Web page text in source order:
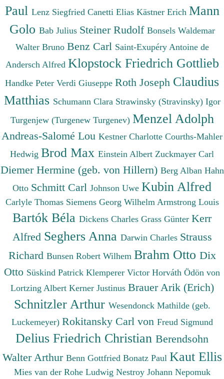
Paul Lenz Siegfried Canetti Elias Kästner Erich Mann
Golo Bab Julius Steiner Rudolf Bonsels Waldemar
Walter Bruno Benz Carl Saint-Exupéry Antoine de
Andersch Alfred Klopstock Friedrich Gottlieb
Handke Peter Verdi Giuseppe Roth Joseph Claudius
Matthias Schumann Clara Strawinsky (Stravinsky) Igor
Turgenjew (Turgenew Turgenev) Menzel Adolph
Andreas-Salomé Lou Kestner Charlotte Courths-Mahler
Hedwig Brod Max Einstein Albert Zuckmayer Carl
Diemer Hermine (geb. von Hillern) Berg Alban Hahn
Otto Schmitt Carl Johnson Uwe Kubin Alfred
Carlyle Thomas Siemens Georg Wilhelm Armstrong Louis
Bartók Béla Dickens Charles Grass Günter Kerr
Alfred Seghers Anna Darwin Charles Strauss
Richard Bunsen Robert Wilhem Brahm Otto Dix
Otto Süskind Patrick Klemperer Victor Horváth Ödön von
Lortzing Albert Kerner Justinus Brauer Arik (Erich)
Schnitzler Arthur Wesendonck Mathilde (geb.
Luckemeyer) Rokitansky Carl von Freud Sigmund
Delius Friedrich Christian Berendsohn
Walter Arthur Benn Gottfried Bonatz Paul Kaut Ellis
Mies van der Rohe Ludwig Nestroy Johann Nepomuk